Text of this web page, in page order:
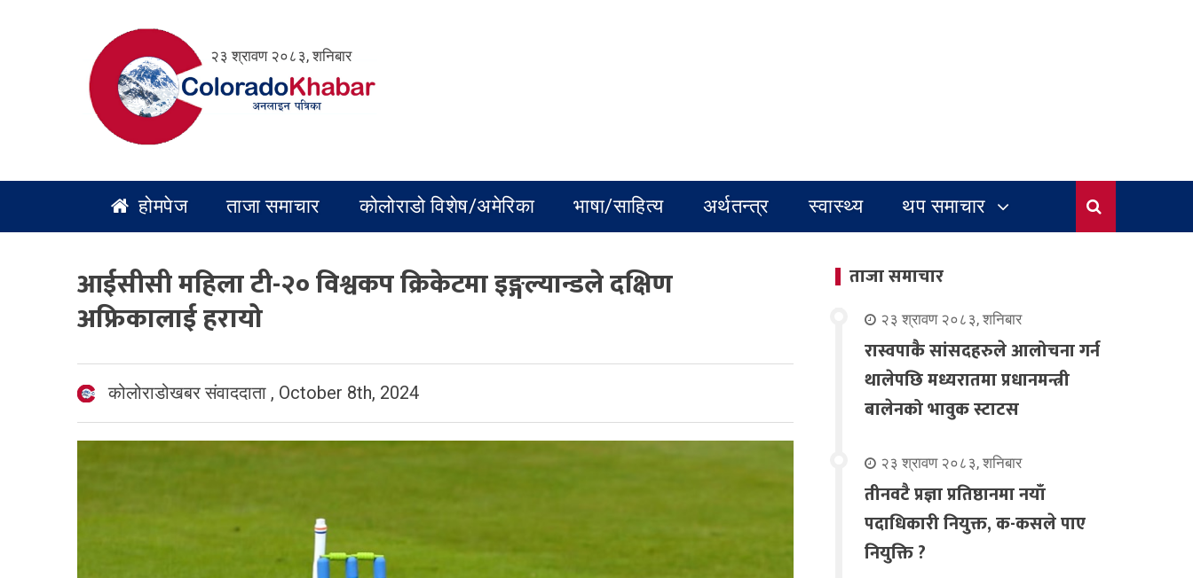
२३ श्रावण २०८३, शनिबार
होमपेज ताजा समाचार कोलोराडो विशेष/अमेरिका भाषा/साहित्य अर्थतन्त्र स्वास्थ्य थप समाचार
आईसीसी महिला टी-२० विश्वकप क्रिकेटमा इङ्गल्यान्डले दक्षिण
अफ्रिकालाई हरायो
कोलोराडोखबर संवाददाता , October 8th, 2024
ताजा समाचार
२३ श्रावण २०८३, शनिबार
रास्वपाकै सांसदहरुले आलोचना गर्न
थालेपछि मध्यरातमा प्रधानमन्त्री
बालेनको भावुक स्टाटस
२३ श्रावण २०८३, शनिबार
तीनवटै प्रज्ञा प्रतिष्ठानमा नयाँ
पदाधिकारी नियुक्त, क-कसले पाए
नियुक्ति ?